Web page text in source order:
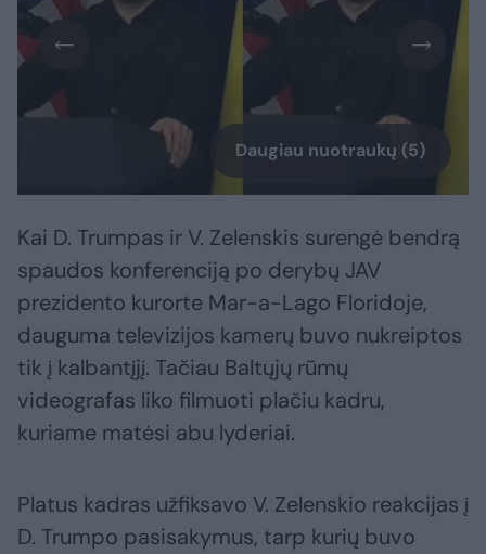
Daugiau nuotraukų (5)
Kai D. Trumpas ir V. Zelenskis surengė bendrą
spaudos konferenciją po derybų JAV
prezidento kurorte Mar-a-Lago Floridoje,
dauguma televizijos kamerų buvo nukreiptos
tik į kalbantįjį. Tačiau Baltųjų rūmų
videografas liko filmuoti plačiu kadru,
kuriame matėsi abu lyderiai.
Platus kadras užfiksavo V. Zelenskio reakcijas į
D. Trumpo pasisakymus, tarp kurių buvo